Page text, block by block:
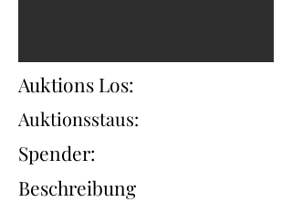
Auktions Los:
Auktionsstaus:
Spender:
Beschreibung